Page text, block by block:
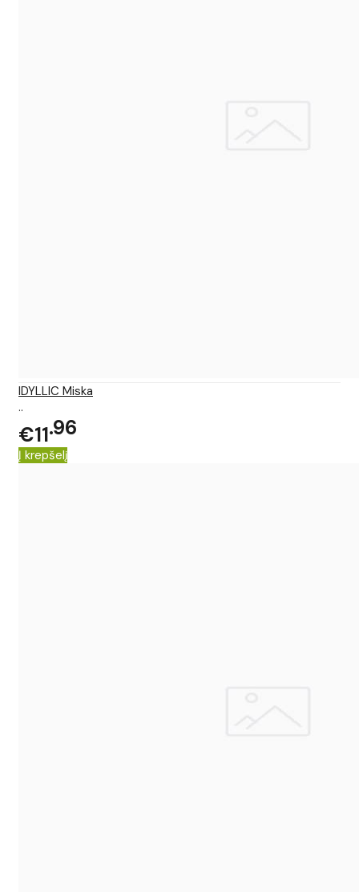
IDYLLIC Miska
..
€11 96
Į krepšelį